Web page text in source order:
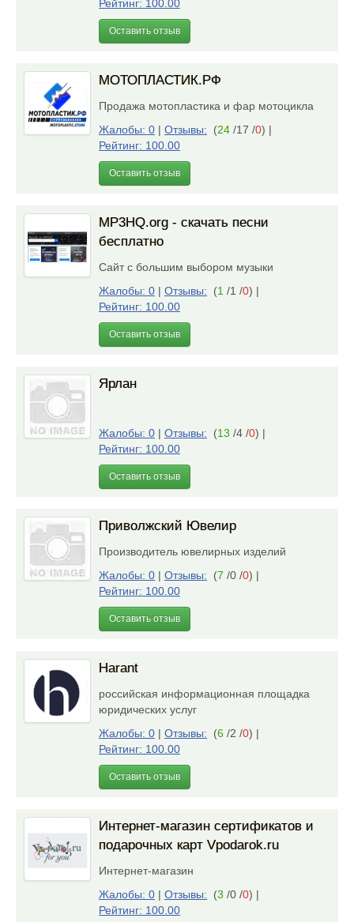
Рейтинг: 100.00
Оставить отзыв
МОТОПЛАСТИК.РФ
Продажа мотопластика и фар мотоцикла
Жалобы: 0 | Отзывы: (24 /17 /0) |
Рейтинг: 100.00
Оставить отзыв
MP3HQ.org - скачать песни
бесплатно
Сайт с большим выбором музыки
Жалобы: 0 | Отзывы: (1 /1 /0) |
Рейтинг: 100.00
Оставить отзыв
Ярлан
Жалобы: 0 | Отзывы: (13 /4 /0) |
Рейтинг: 100.00
Оставить отзыв
Приволжский Ювелир
Производитель ювелирных изделий
Жалобы: 0 | Отзывы: (7 /0 /0) |
Рейтинг: 100.00
Оставить отзыв
Harant
российская информационная площадка
юридических услуг
Жалобы: 0 | Отзывы: (6 /2 /0) |
Рейтинг: 100.00
Оставить отзыв
Интернет-магазин сертификатов и
подарочных карт Vpodarok.ru
Интернет-магазин
Жалобы: 0 | Отзывы: (3 /0 /0) |
Рейтинг: 100.00